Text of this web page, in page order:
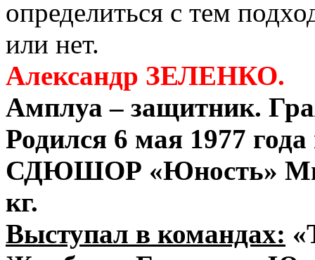
определиться с тем
или нет.
Александр ЗЕЛЕНКО.
Амплуа – защитник.
Родился 6 мая 1977
СДЮШОР «Юность»
кг.
Выступал в командах: